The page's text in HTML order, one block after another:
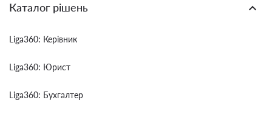
Каталог рішень
Liga360: Керівник
Liga360: Юрист
Liga360: Бухгалтер